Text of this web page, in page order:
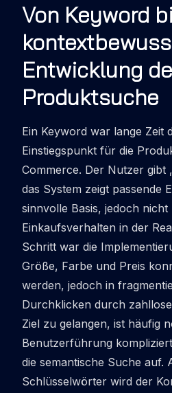
Von Keyword
Entwicklung
Produktsuche
Ein Keyword war lange Zeit
Einstiegspunkt für die
Commerce. Der Nutzer gibt
das System zeigt passende
sinnvolle Basis, jedoch
Einkaufsverhalten in der
Schritt war die
Größe, Farbe und Preis
werden, jedoch in
Durchklicken durch
Ziel zu gelangen, ist häufig
Benutzerführung
die semantische Suche auf.
Schlüsselwörter wird der